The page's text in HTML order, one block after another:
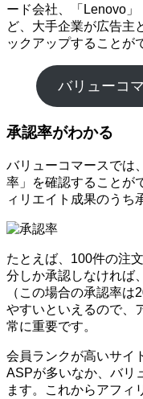
ード会社、「Lenovo
ど、大手企業が広告主
ックアップすることが
バリューコ
承認率がわかる
バリューコマースでは
率」を確認することが
ィリエイト成果のうち
たとえば、100件の注
分しか承認しなければ
（この場合の承認率
やすいといえるので、
常に重要です。
会員ランクが高いサイ
ASPが多いなか、バリ
ます。これからアフィ